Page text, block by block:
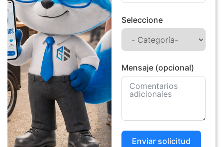
Seleccione
Mensaje (opcional)
Enviar solicitud